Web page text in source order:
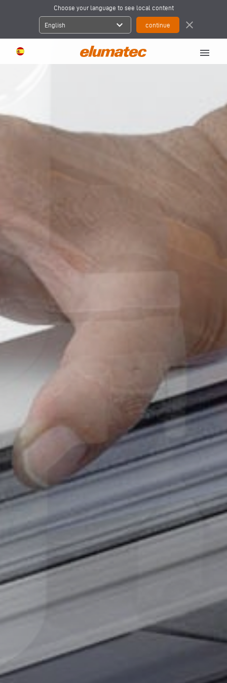
Choose your language to see local content
English expand_more close
menu